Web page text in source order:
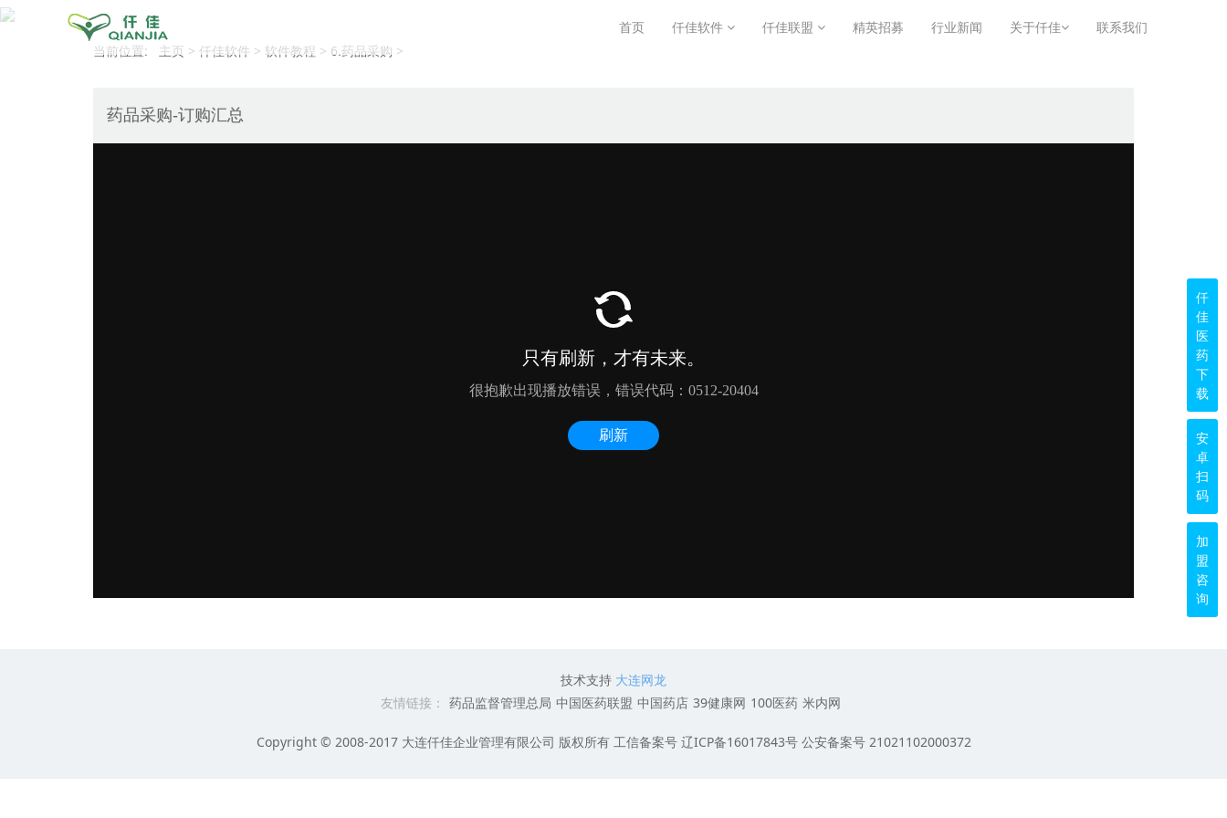
首页 仟佳软件 仟佳联盟 精英招募 行业新闻 关于仟佳
联系我们
当前位置: 主页 > 仟佳软件 > 软件教程 > 6.药品采购 >
药品采购-订购汇总
技术支持 大连网龙
友情链接： 药品监督管理总局 中国医药联盟 中国药店 39健康网 100医药 米内网
Copyright © 2008-2017 大连仟佳企业管理有限公司 版权所有 工信备案号 辽ICP备16017843号 公安备案号 21021102000372
加
盟
咨
询
安
卓
扫
码
仟
佳
医
药
下
载